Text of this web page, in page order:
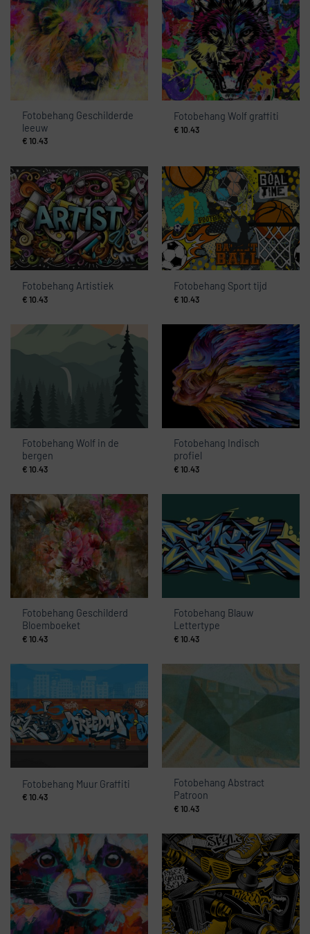
Fotobehang Geschilderde
leeuw
€ 10.43
Fotobehang Wolf graffiti
€ 10.43
Fotobehang Artistiek
€ 10.43
Fotobehang Sport tijd
€ 10.43
Fotobehang Wolf in de
bergen
€ 10.43
Fotobehang Indisch
profiel
€ 10.43
Fotobehang Geschilderd
Bloemboeket
€ 10.43
Fotobehang Blauw
Lettertype
€ 10.43
Fotobehang Muur Graffiti
€ 10.43
Fotobehang Abstract
Patroon
€ 10.43